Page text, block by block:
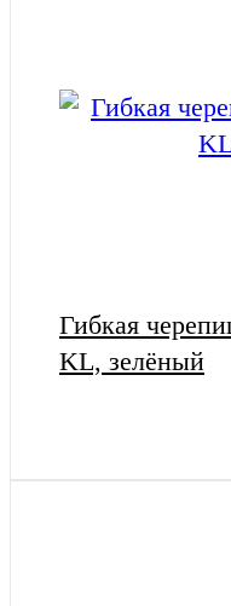
Гибкая
KL, зелёный